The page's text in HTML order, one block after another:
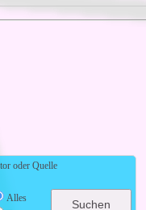
oder Quelle
Alles